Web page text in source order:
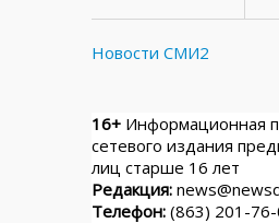
Новости СМИ2
16+ Информационная
сетевого издания
лиц старше 16 лет
Редакция:
Телефон: (863) 201-